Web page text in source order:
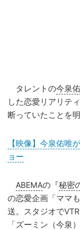
タレントの今泉
した恋愛リアリテ
断っていたことを明
【映像】今泉佑唯
ョー
ABEMAの『秘密
の恋愛企画「ママ
送。スタジオで
「ズーミン（今泉